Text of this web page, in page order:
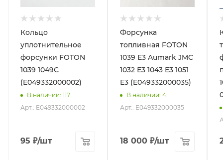
Кольцо
уплотнительное
форсунки FOTON
1039 1049С
(E049332000002)
В наличии: 117
Арт.: E049332000002
95 ₽/шт
Форсунка
топливная FOTON
1039 Е3 Aumark JMC
1032 Е3 1043 Е3 1051
Е3 (E049332000035)
В наличии: 4
Арт.: E049332000035
18 000 ₽/шт